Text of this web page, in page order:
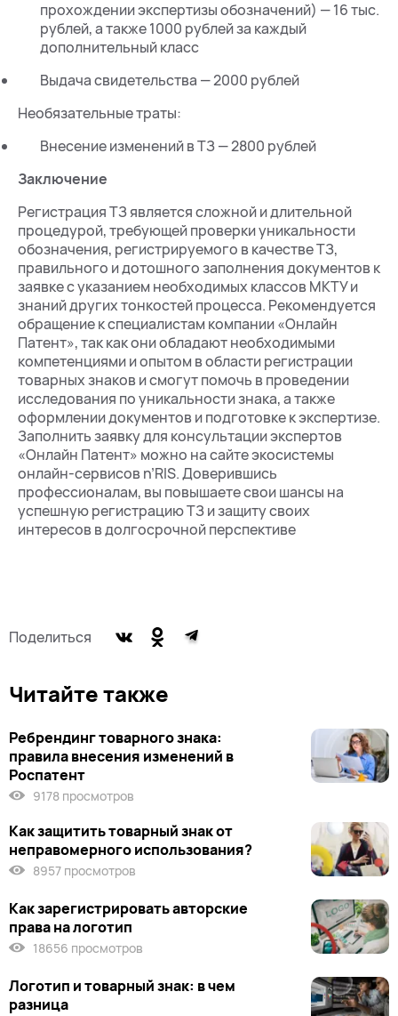
прохождении экспертизы обозначений) — 16 тыс.
рублей, а также 1000 рублей за каждый
дополнительный класс
Выдача свидетельства — 2000 рублей
Необязательные траты:
Внесение изменений в ТЗ — 2800 рублей
Заключение
Регистрация ТЗ является сложной и длительной
процедурой, требующей проверки уникальности
обозначения, регистрируемого в качестве ТЗ,
правильного и дотошного заполнения документов к
заявке с указанием необходимых классов МКТУ и
знаний других тонкостей процесса. Рекомендуется
обращение к специалистам компании «Онлайн
Патент», так как они обладают необходимыми
компетенциями и опытом в области регистрации
товарных знаков и смогут помочь в проведении
исследования по уникальности знака, а также
оформлении документов и подготовке к экспертизе.
Заполнить заявку для консультации экспертов
«Онлайн Патент» можно на сайте экосистемы
онлайн-сервисов n’RIS. Доверившись
профессионалам, вы повышаете свои шансы на
успешную регистрацию ТЗ и защиту своих
интересов в долгосрочной перспективе
Поделиться
Читайте также
Ребрендинг товарного знака:
правила внесения изменений в
Роспатент
9178 просмотров
Как защитить товарный знак от
неправомерного использования?
8957 просмотров
Как зарегистрировать авторские
права на логотип
18656 просмотров
Логотип и товарный знак: в чем
разница